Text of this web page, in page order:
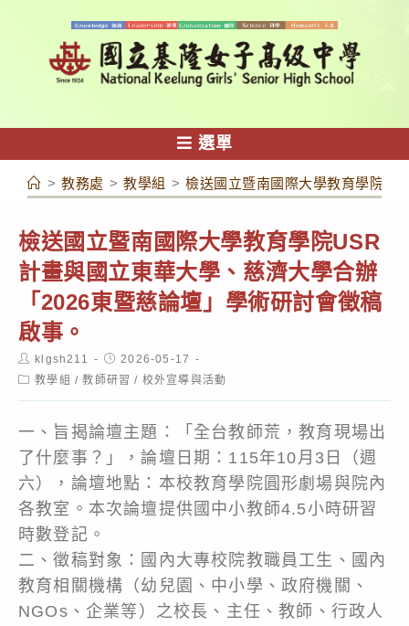
容
選單
> 教務處 > 教學組 > 檢送國立暨南國際大學教育學院
檢送國立暨南國際大學教育學院USR
計畫與國立東華大學、慈濟大學合辦
「2026東暨慈論壇」學術研討會徵稿
啟事。
Post
author:
klgsh211
Post
published:
2026-05-17
Post教學組 / 教師研習 / 校外宣導與活動
一、旨揭論壇主題：「全台教師荒，教育現場出
了什麼事？」，論壇日期：115年10月3日（週
六），論壇地點：本校教育學院圓形劇場與院內
各教室。本次論壇提供國中小教師4.5小時研習
時數登記。
二、徵稿對象：國內大專校院教職員工生、國內
教育相關機構（幼兒園、中小學、政府機關、
NGOs、企業等）之校長、主任、教師、行政人